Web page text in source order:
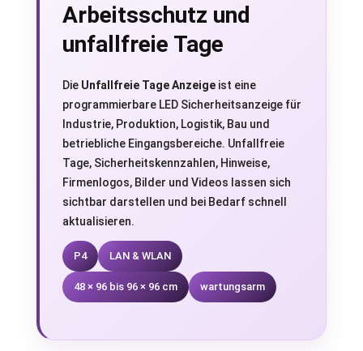
Arbeitsschutz und
unfallfreie Tage
Die Unfallfreie Tage Anzeige ist eine
programmierbare LED Sicherheitsanzeige für
Industrie, Produktion, Logistik, Bau und
betriebliche Eingangsbereiche. Unfallfreie
Tage, Sicherheitskennzahlen, Hinweise,
Firmenlogos, Bilder und Videos lassen sich
sichtbar darstellen und bei Bedarf schnell
aktualisieren.
P4 LAN & WLAN
48 × 96 bis 96 × 96 cm wartungsarm